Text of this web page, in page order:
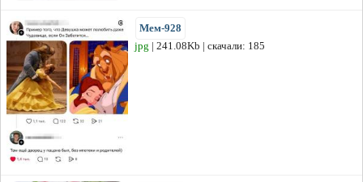
Мем-928
jpg | 241.08Kb | скачали: 185